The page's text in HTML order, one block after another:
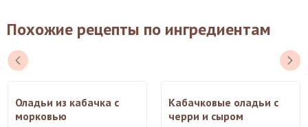
Похожие рецепты по ингредиентам
Оладьи из кабачка с
морковью
Кабачковые оладьи с
черри и сыром